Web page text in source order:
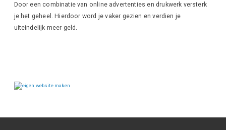
Door een combinatie van online advertenties en drukwerk versterk
je het geheel. Hierdoor word je vaker gezien en verdien je
uiteindelijk meer geld.